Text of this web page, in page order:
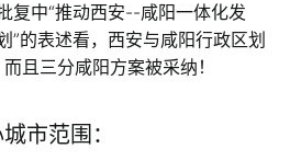
复中“推动西安--咸阳一体化发
”的表述看，西安与咸阳行政区划
且三分咸阳方案被采纳！
市范围：